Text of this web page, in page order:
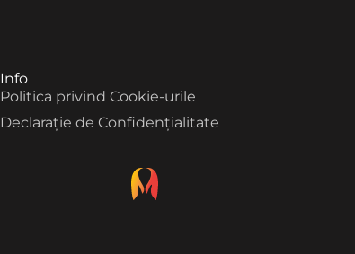
Info
Politica privind Cookie-urile
Declarație de Confidențialitate